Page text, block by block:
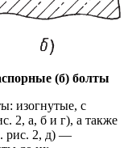
(б) болты
изогнутые, с
2, а, б и г), а также
рис. 2, д) —